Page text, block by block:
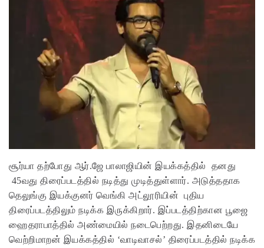
சூர்யா தற்போது ஆர்.ஜே பாலாஜியின் இயக்கத்தில் தனது
45வது திரைப்படத்தில் நடித்து முடித்துள்ளார். அடுத்ததாக
தெலுங்கு இயக்குனர் வெங்கி அட்லூரியின் புதிய
திரைப்படத்திலும் நடிக்க இருக்கிறார். இப்படத்திற்கான பூஜை
ஹைதராபாத்தில் அண்மையில் நடைபெற்றது. இதனிடையே
வெற்றிமாறன் இயக்கத்தில் ‘வாடிவாசல்’ திரைப்படத்தில் நடிக்க